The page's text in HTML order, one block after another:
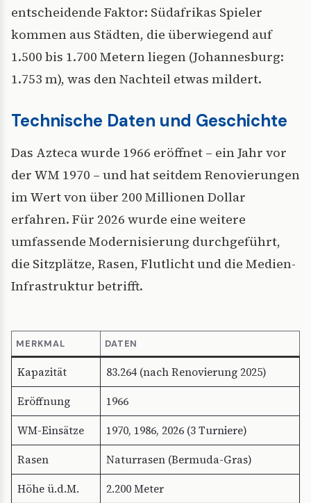
entscheidende Faktor: Südafrikas Spieler
kommen aus Städten, die überwiegend auf
1.500 bis 1.700 Metern liegen (Johannesburg:
1.753 m), was den Nachteil etwas mildert.
Technische Daten und Geschichte
Das Azteca wurde 1966 eröffnet – ein Jahr vor
der WM 1970 – und hat seitdem Renovierungen
im Wert von über 200 Millionen Dollar
erfahren. Für 2026 wurde eine weitere
umfassende Modernisierung durchgeführt,
die Sitzplätze, Rasen, Flutlicht und die Medien-
Infrastruktur betrifft.
MERKMAL DATEN
Kapazität
83.264 (nach Renovierung 2025)
Eröffnung
1966
WM-Einsätze
1970, 1986, 2026 (3 Turniere)
Rasen
Naturrasen (Bermuda-Gras)
Höhe ü.d.M.
2.200 Meter